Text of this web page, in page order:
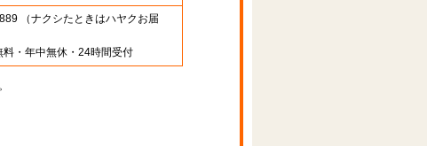
（ナクシたときはハヤクお届
・年中無休・24時間受付